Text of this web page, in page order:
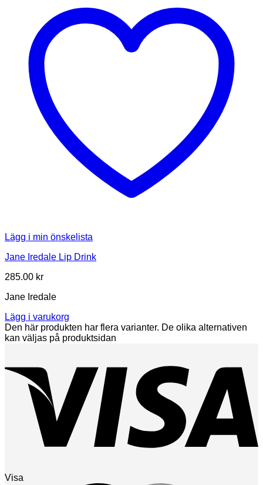
Lägg i min önskelista
Jane Iredale Lip Drink
285.00 kr
Jane Iredale
Lägg i varukorg
Den här produkten har flera varianter. De olika alternativen
kan väljas på produktsidan
Visa